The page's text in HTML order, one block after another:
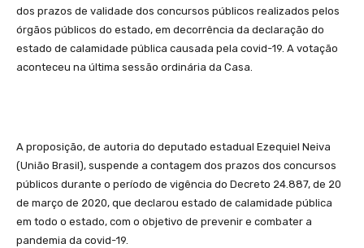
dos prazos de validade dos concursos públicos realizados pelos
órgãos públicos do estado, em decorrência da declaração do
estado de calamidade pública causada pela covid-19. A votação
aconteceu na última sessão ordinária da Casa.
A proposição, de autoria do deputado estadual Ezequiel Neiva
(União Brasil), suspende a contagem dos prazos dos concursos
públicos durante o período de vigência do Decreto 24.887, de 20
de março de 2020, que declarou estado de calamidade pública
em todo o estado, com o objetivo de prevenir e combater a
pandemia da covid-19.